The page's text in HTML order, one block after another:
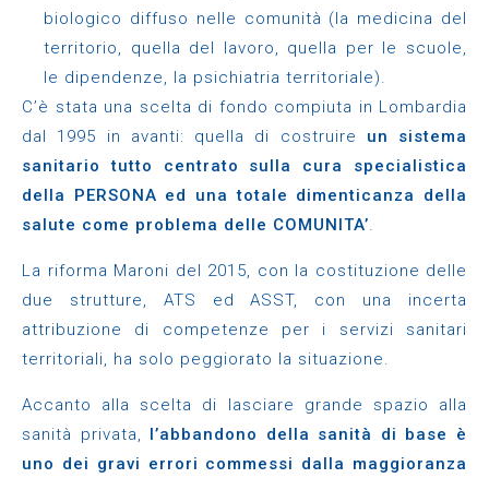
biologico diffuso nelle comunità (la medicina del
territorio, quella del lavoro, quella per le scuole,
le dipendenze, la psichiatria territoriale).
C’è stata una scelta di fondo compiuta in Lombardia
dal 1995 in avanti: quella di costruire un sistema
sanitario tutto centrato sulla cura specialistica
della PERSONA ed una totale dimenticanza della
salute come problema delle COMUNITA’.
La riforma Maroni del 2015, con la costituzione delle
due strutture, ATS ed ASST, con una incerta
attribuzione di competenze per i servizi sanitari
territoriali, ha solo peggiorato la situazione.
Accanto alla scelta di lasciare grande spazio alla
sanità privata, l’abbandono della sanità di base è
uno dei gravi errori commessi dalla maggioranza